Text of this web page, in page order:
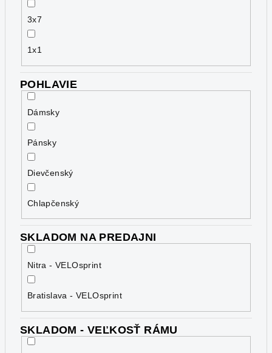
3x7
1x1
POHLAVIE
Dámsky
Pánsky
Dievčenský
Chlapčenský
SKLADOM NA PREDAJNI
Nitra - VELOsprint
Bratislava - VELOsprint
SKLADOM - VEĽKOSŤ RÁMU